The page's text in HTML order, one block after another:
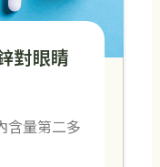
對眼睛
含量第二多